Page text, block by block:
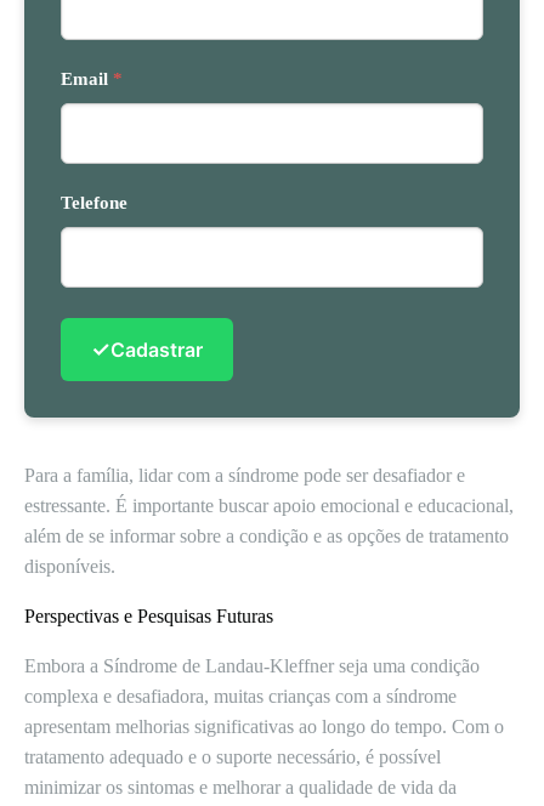
Email *
Telefone
✓Cadastrar
Para a família, lidar com a síndrome pode ser desafiador e
estressante. É importante buscar apoio emocional e educacional,
além de se informar sobre a condição e as opções de tratamento
disponíveis.
Perspectivas e Pesquisas Futuras
Embora a Síndrome de Landau-Kleffner seja uma condição
complexa e desafiadora, muitas crianças com a síndrome
apresentam melhorias significativas ao longo do tempo. Com o
tratamento adequado e o suporte necessário, é possível
minimizar os sintomas e melhorar a qualidade de vida da